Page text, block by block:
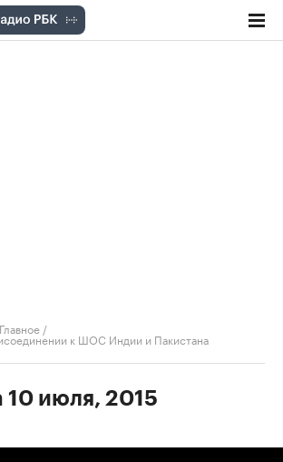
Главное /
к ШОС Индии и Пакистана
10 июля, 2015